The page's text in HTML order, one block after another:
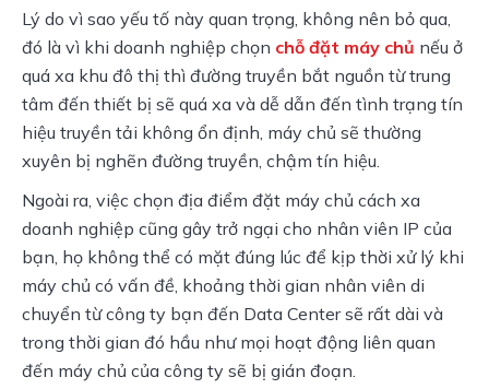
Lý do vì sao yếu tố này quan trọng, không nên bỏ qua,
đó là vì khi doanh nghiệp chọn chỗ đặt máy chủ nếu ở
quá xa khu đô thị thì đường truyền bắt nguồn từ trung
tâm đến thiết bị sẽ quá xa và dễ dẫn đến tình trạng tín
hiệu truyền tải không ổn định, máy chủ sẽ thường
xuyên bị nghẽn đường truyền, chậm tín hiệu.
Ngoài ra, việc chọn địa điểm đặt máy chủ cách xa
doanh nghiệp cũng gây trở ngại cho nhân viên IP của
bạn, họ không thể có mặt đúng lúc để kịp thời xử lý khi
máy chủ có vấn đề, khoảng thời gian nhân viên di
chuyển từ công ty bạn đến Data Center sẽ rất dài và
trong thời gian đó hầu như mọi hoạt động liên quan
đến máy chủ của công ty sẽ bị gián đoạn.